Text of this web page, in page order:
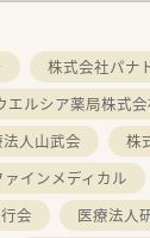
株式会社パナ
エルシア薬局株式
人山武会
株
インメディカル
会 医療法人